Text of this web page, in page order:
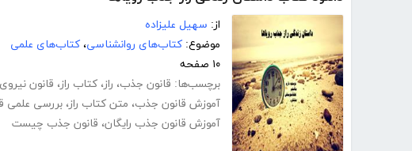
از: سهیل علیزاده
موضوع: کتاب‌های روانشناسی، کتاب‌های علمی
۱۰ صفحه
برچسب‌ها: قانون جذب، راز، کتاب راز، قانون
آموزش قانون جذب، متن کتاب راز، بررسی علمی
آموزش قانون جذب رایگان، قانون جذب چیست